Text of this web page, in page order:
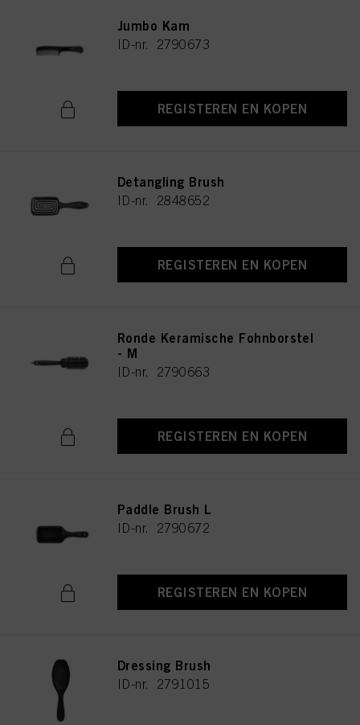
Jumbo Kam
ID-nr. 2790673
REGISTEREN EN KOPEN
Detangling Brush
ID-nr. 2848652
REGISTEREN EN KOPEN
Ronde Keramische Fohnborstel
- M
ID-nr. 2790663
REGISTEREN EN KOPEN
Paddle Brush L
ID-nr. 2790672
REGISTEREN EN KOPEN
Dressing Brush
ID-nr. 2791015